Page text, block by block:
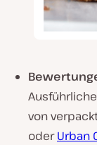
von
oderUrban